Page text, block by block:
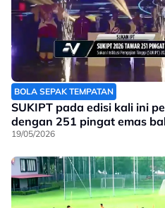
BOLA SEPAK TEMPATAN
SUKIPT pada edisi kali ini
dengan 251 pingat emas
19/05/2026